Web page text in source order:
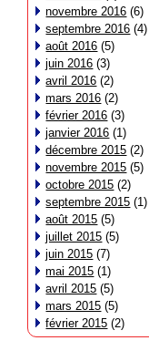
novembre 2016 (6)
septembre 2016 (4)
août 2016 (5)
juin 2016 (3)
avril 2016 (2)
mars 2016 (2)
février 2016 (3)
janvier 2016 (1)
décembre 2015 (2)
novembre 2015 (5)
octobre 2015 (2)
septembre 2015 (1)
août 2015 (5)
juillet 2015 (5)
juin 2015 (7)
mai 2015 (1)
avril 2015 (5)
mars 2015 (5)
février 2015 (2)